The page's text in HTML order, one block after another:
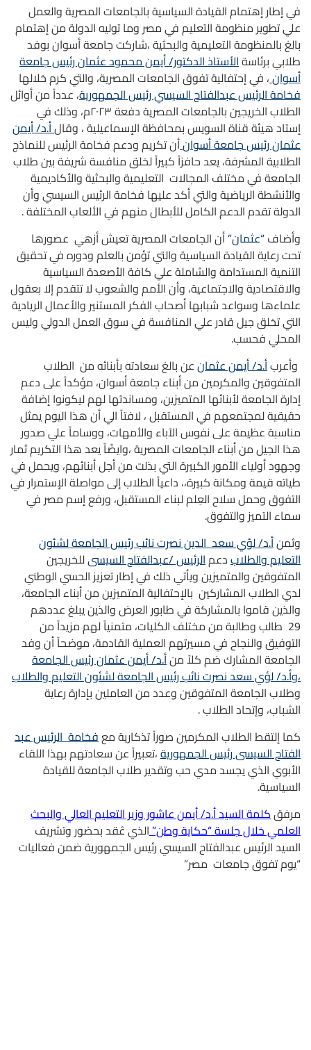
في إطار إهتمام القيادة السياسية بالجامعات المصرية والعمل
علي تطوير منظومة التعليم في مصر وما توليه الدولة من إهتمام
بالغ بالمنظومة التعليمية والبحثية ،شاركت جامعة أسوان بوفد
طلابي برئاسةالأستاذ الدكتور/ أيمن محمود عثمان رئيس جامعة
أسوان، في إحتفالية تفوق الجامعات المصرية، والتي كرم خلالها
فخامة الرئيس عبدالفتاح السيسي رئيس الجمهورية، عدداً من أوائل
الطلاب الخريجين بالجامعات المصرية دفعة ٢٠٢٣م، وذلك في
إستاد هيئة قناة السويس بمحافظة الإسماعيلية ، وقالأ.د/ أيمن
عثمان رئيس جامعة أسوانأن تكريم ودعم فخامة الرئيس للنماذج
الطلابية المشرفة، يعد حافزاً كبيراً لخلق منافسة شريفة بين طلاب
الجامعة في مختلف المجالات التعليمية والبحثية والأكاديمية
والأنشطة الرياضية والتي أكد عليها فخامة الرئيس السيسي وأن
الدولة تقدم الدعم الكامل للأبطال منهم في الألعاب المختلفة .
وأضاف“عثمان”أن الجامعات المصرية تعيش أزهي عصورها
تحت رعاية القيادة السياسية والتي تؤمن بالعلم ودوره في تحقيق
التنمية المستدامة والشاملة علي كافة الأصعدة السياسية
والاقتصادية والاجتماعية، وأن الأمم والشعوب لا تتقدم إلا بعقول
علماءها وسواعد شبابها أصحاب الفكر المستنير والأعمال الريادية
التي تخلق جيل قادر علي المنافسة في سوق العمل الدولي وليس
المحلي فحسب.
وأعربأ.د/ أيمن عثمانعن بالغ سعادته بأبنائه من الطلاب
المتفوقين والمكرمين من أبناء جامعة أسوان، مؤكداً على دعم
إدارة الجامعة لأبنائها المتميزين، ومساندتها لهم ليكونوا إضافة
حقيقية لمجتمعهم في المستقبل ، لافتاً الي أن هذا اليوم يمثل
مناسبة عظيمة على نفوس الآباء والأمهات، ووساماً علي صدور
هذا الجيل من أبناء الجامعات المصرية ،وايضًاً يعد هذا التكريم ثمار
وجهود أولياء الأمور الكبيرة التي بذلت من أجل أبنائهم، ويحمل في
طياته قيمة ومكانة كبيرة،، داعياً الطلاب إلى مواصلة الإستمرار في
التفوق وحمل سلاح العِلم لبناء المستقبل، ورفع إسم مصر في
سماء التميز والتفوق.
وثمنأ.د/ لؤي سعد الدين نصرت نائب رئيس الجامعة لشئون
التعليم والطلابدعمالرئيس /عبدالفتاح السيسىللخريجين
المتفوقين والمتميزين ويأتي ذلك في إطار تعزيز الحسي الوطني
لدي الطلاب المشاركين بالإحتفالية المتميزين من أبناء الجامعة،
والذين قاموا بالمشاركة في طابور العرض والذين يبلغ عددهم
29 طالب وطالبة من مختلف الكليات، متمنياً لهم مزيداً من
التوفيق والنجاح في مسيرتهم العملية القادمة، موضحاً أن وفد
الجامعة المشارك ضم كلاً منأ.د/ أيمن عثمان رئيس الجامعة
،وأ.د/ لؤي سعد نصرت نائب رئيس الجامعة لشئون التعليم والطلاب
وطلاب الجامعة المتفوقين وعدد من العاملين بإدارة رعاية
الشباب، وإتحاد الطلاب .
كما إلتقط الطلاب المكرمين صوراً تذكارية معفخامة الرئيس عبد
الفتاح السيسى رئيس الجمهورية،تعبيراً عن سعادتهم بهذا اللقاء
الأبوي الذي يجسد مدي حب وتقدير طلاب الجامعة للقيادة
السياسية.
مرفقكلمة السيد أ.د/ أيمن عاشور وزير التعليم العالي والبحث
العلمي خلال جلسة “حكاية وطن”الذي عُقد بحضور وتشريف
السيد الرئيس عبدالفتاح السيسي رئيس الجمهورية ضمن فعاليات
“يوم تفوق جامعات مصر”